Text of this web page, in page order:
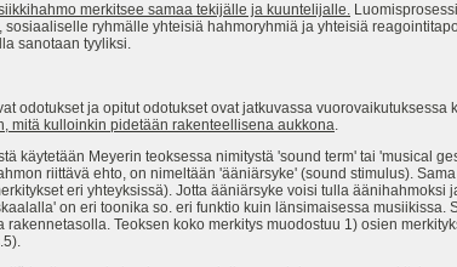
merkitsee samaa tekijälle ja kuuntelijalle.
ryhmälle yhteisiä hahmoryhmiä ja yhteisiä
sanotaan tyyliksi.
odotukset ja opitut odotukset ovat jatkuvassa vuorovaikutuksessa
mitä kulloinkin pidetään rakenteellisena aukkona
käytetään Meyerin teoksessa nimitystä 'sound term' tai 'musical
riittävä ehto, on nimeltään 'ääniärsyke' (sound stimulus).
eri yhteyksissä). Jotta ääniärsyke voisi tulla äänihahmoksi
on eri toonika so. eri funktio kuin länsimaisessa musiikissa.
Teoksen koko merkitys muodostuu 1) osien